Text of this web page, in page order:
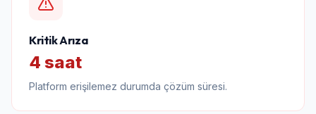
Kritik Arıza
4 saat
Platform erişilemez durumda çözüm süresi.